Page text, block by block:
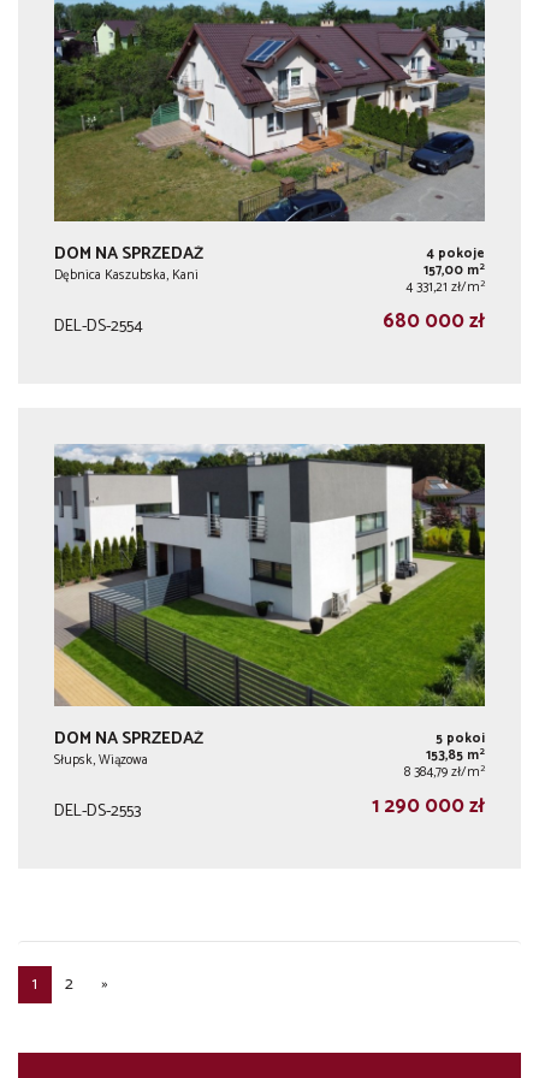
DOM NA SPRZEDAŻ
Dębnica Kaszubska, Kani
4 pokoje
157,00 m2
4 331,21 zł/m2
DEL-DS-2554 680 000 zł
DOM NA SPRZEDAŻ
Słupsk, Wiązowa
5 pokoi
153,85 m2
8 384,79 zł/m2
DEL-DS-2553 1 290 000 zł
1 2 »